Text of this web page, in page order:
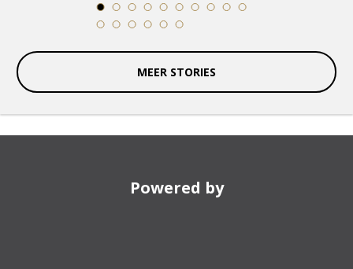
1
2 3 4 5 6 7 8 9
10
11 12 13 14 15 16
MEER STORIES
Powered by